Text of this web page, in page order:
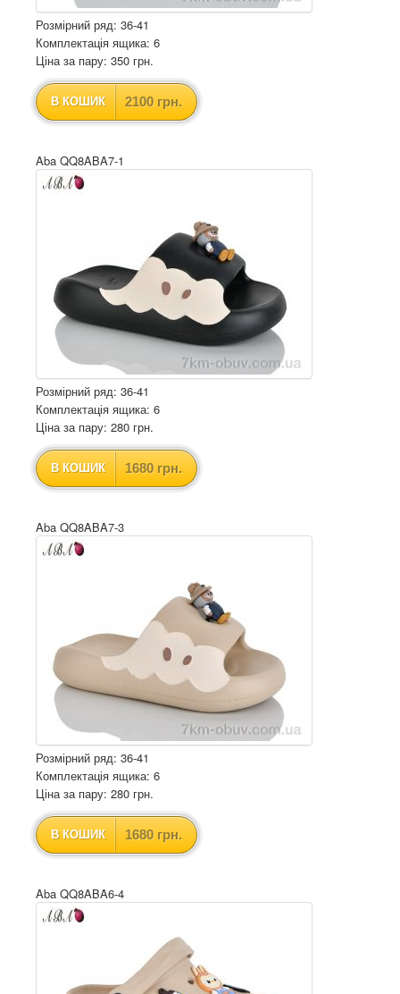
Розмірний ряд: 36-41
Комплектація ящика: 6
Ціна за пару: 350 грн.
В КОШИК 2100 грн.
Aba QQ8ABA7-1
Розмірний ряд: 36-41
Комплектація ящика: 6
Ціна за пару: 280 грн.
В КОШИК 1680 грн.
Aba QQ8ABA7-3
Розмірний ряд: 36-41
Комплектація ящика: 6
Ціна за пару: 280 грн.
В КОШИК 1680 грн.
Aba QQ8ABA6-4